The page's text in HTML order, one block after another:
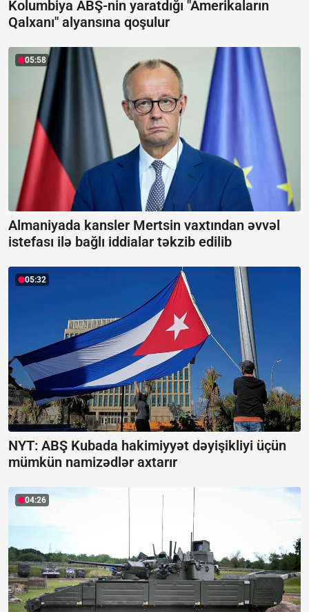
Kolumbiya ABŞ-nin yaratdığı "Amerikaların
Qalxanı" alyansına qoşulur
05:58
Almaniyada kansler Mertsin vaxtından əvvəl
istefası ilə bağlı iddialar təkzib edilib
05:32
NYT: ABŞ Kubada hakimiyyət dəyişikliyi üçün
mümkün namizədlər axtarır
04:26